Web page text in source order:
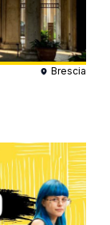
Brescia